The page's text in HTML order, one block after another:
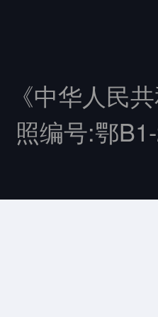
《中华人民
照编号:鄂